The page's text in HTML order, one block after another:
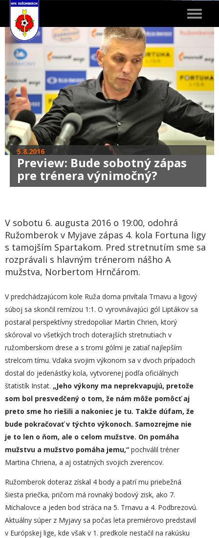
Toggle
5.8.2016
Preview: Bude sobotný zápas
pre trénera výnimočný?
V sobotu 6. augusta 2016 o 19:00, odohrá
Ružomberok v Myjave zápas 4. kola Fortuna ligy
s tamojším Spartakom. Pred stretnutím sme sa
rozprávali s hlavným trénerom nášho A
mužstva, Norbertom Hrnčárom.
V predchádzajúcom kole Ruža doma privítala Trnavu a ligový
súboj sa skončil remízou 1:1. O vyrovnávajúci gól Liptákov sa
postaral perspektívny stredopoliar Martin Chrien, ktorý
skóroval vo všetkých troch doterajších stretnutiach v
ružomberskom drese a s tromi gólmi je zatiaľ najlepším
strelcom tímu. Vďaka svojim výkonom sa v dvoch prípadoch
dostal do jedenástky kola, vytvorenej podľa oficiálnych
štatistík Instat. „Jeho výkony ma neprekvapujú, pretože
som bol presvedčený o tom, že nám môže pomôcť aj
preto sme ho riešili a nakoniec je tu. Takže dúfam, že
bude pokračovať v týchto výkonoch. Samozrejme nie
je to len o ňom, ale o celom mužstve. On pomáha
mužstvu a mužstvo pomáha jemu,“ pochválil tréner
Martina Chriena, a aj ostatných svojich zverencov.
Ružomberok doteraz získal 4 body a patrí mu priebežná
šiesta priečka, pričom má rovnaký bodový zisk, ako 7.
Michalovce a jeden bod stráca na 5. Trnavu a 4. Podbrezovú.
Aktuálny súper z Myjavy sa počas leta premiérovo predstavil
v Európskej lige, kde však v 1. predkole nestačil na rakúsku